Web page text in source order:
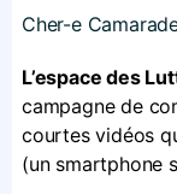
Cher-e
L’espace des
campagne de
courtes vidéos
(un smartphone